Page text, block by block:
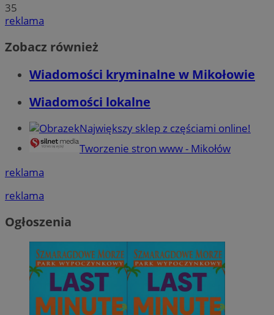
35
reklama
Zobacz również
Wiadomości kryminalne w Mikołowie
Wiadomości lokalne
Największy sklep z częściami online!
Tworzenie stron www - Mikołów
reklama
reklama
Ogłoszenia